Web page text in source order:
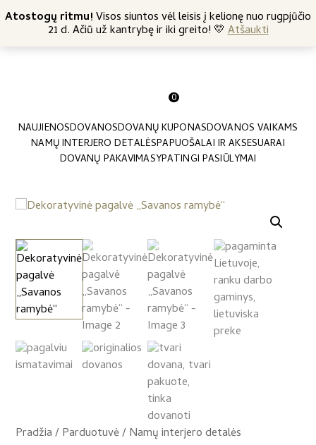
Atostogų ritmu!Visos siuntos vėl leisis į kelionę nuo rugpjūčio
21 d. Ačiū už kantrybę ir iki greito! 💛Atšaukti
Nemokamas siuntimas nuo 45 Eur +370 682 57369
0
NAUJIENOSDOVANOSDOVANŲ KUPONASDOVANOS VAIKAMS
NAMŲ INTERJERO DETALĖSPAPUOŠALAI IR AKSESUARAI
DOVANŲ PAKAVIMASYPATINGI PASIŪLYMAI
Pradžia/Parduotuvė/Namų interjero detalės
/